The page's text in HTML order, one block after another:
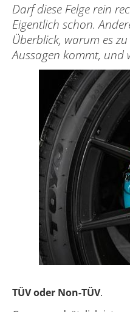
Darf diese Felge rein
Eigentlich schon.
Überblick, warum es
Aussagen kommt, und
TÜV oder Non-TÜV.